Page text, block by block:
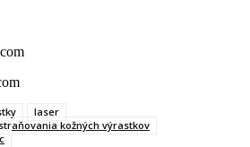
laser
kožných výrastkov